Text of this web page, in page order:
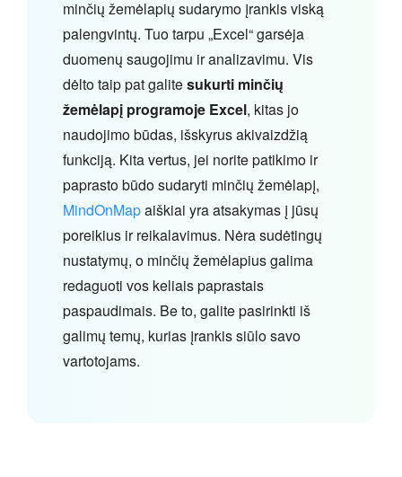
minčių žemėlapių sudarymo įrankis viską
palengvintų. Tuo tarpu „Excel“ garsėja
duomenų saugojimu ir analizavimu. Vis
dėlto taip pat galitesukurti minčių
žemėlapį programoje Excel, kitas jo
naudojimo būdas, išskyrus akivaizdžią
funkciją. Kita vertus, jei norite patikimo ir
paprasto būdo sudaryti minčių žemėlapį,
MindOnMapaiškiai yra atsakymas į jūsų
poreikius ir reikalavimus. Nėra sudėtingų
nustatymų, o minčių žemėlapius galima
redaguoti vos keliais paprastais
paspaudimais. Be to, galite pasirinkti iš
galimų temų, kurias įrankis siūlo savo
vartotojams.